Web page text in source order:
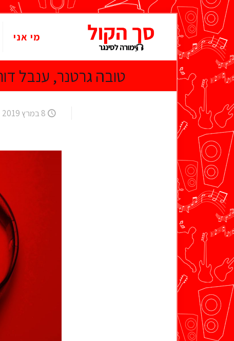
מי אני
טובה גרטנר, ענבל
8 במרץ 2019